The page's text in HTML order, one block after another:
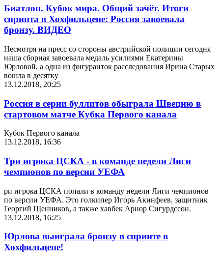
Биатлон. Кубок мира. Общий зачёт. Итоги
спринта в Хохфильцене: Россия завоевала
бронзу. ВИДЕО
Несмотря на пресс со стороны австрийской полиции сегодня
наша сборная завоевала медаль усилиями Екатерины
Юрловой, а одна из фигуранток расследования Ирина Старых
вошла в десятку
13.12.2018, 20:25
Россия в серии буллитов обыграла Швецию в
стартовом матче Кубка Первого канала
Кубок Первого канала
13.12.2018, 16:36
Три игрока ЦСКА - в команде недели Лиги
чемпионов по версии УЕФА
ри игрока ЦСКА попали в команду недели Лиги чемпионов
по версии УЕФА. Это голкипер Игорь Акинфеев, защитник
Георгий Щенников, а также хавбек Арнор Сигурдссон.
13.12.2018, 16:25
Юрлова выиграла бронзу в спринте в
Хохфильцене!